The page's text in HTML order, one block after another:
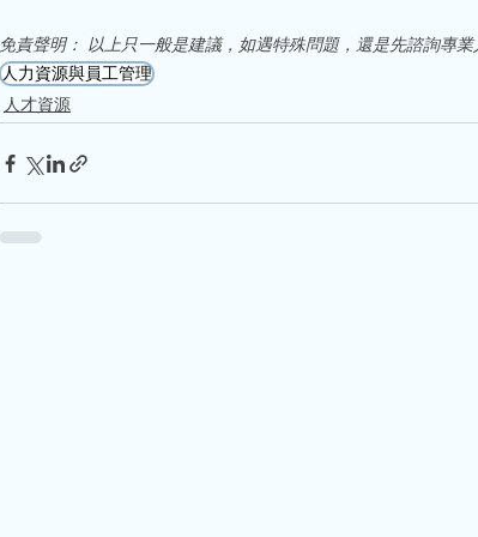
免責聲明： 以上只一般是建議，如遇特殊問題，還是先諮詢專業
人力資源與員工管理
人才資源